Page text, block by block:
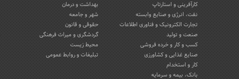
کارآفرینی و استارتاپ
نفت، انرژی و صنایع وابسته
تجارت الکترونیک و فناوری اطلاعات
صنعت و تولید
کسب و کار و خرده فروشی
صنایع غذایی و کشاورزی
کار و استخدام
بانک، بیمه و سرمایه
بهداشت و درمان
شهر و جامعه
حقوقی و قانون
گردشگری و میراث فرهنگی
محیط زیست
تبلیغات و روابط عمومی